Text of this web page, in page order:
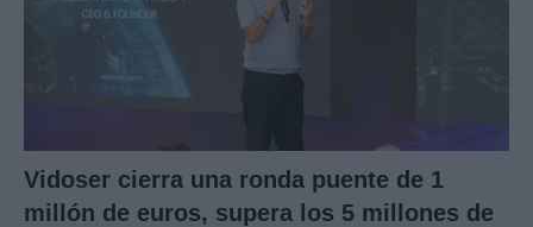
Vidoser cierra una ronda puente de 1
millón de euros, supera los 5 millones de